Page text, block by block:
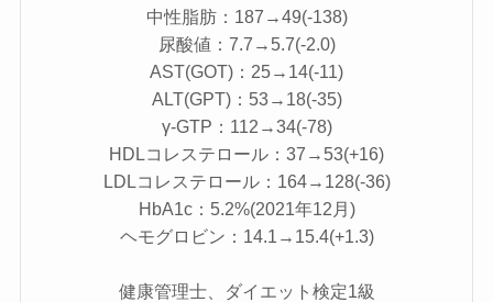
中性脂肪：187→49(-138)
尿酸値：7.7→5.7(-2.0)
AST(GOT)：25→14(-11)
ALT(GPT)：53→18(-35)
γ-GTP：112→34(-78)
HDLコレステロール：37→53(+16)
LDLコレステロール：164→128(-36)
HbA1c：5.2%(2021年12月)
ヘモグロビン：14.1→15.4(+1.3)
健康管理士、ダイエット検定1級